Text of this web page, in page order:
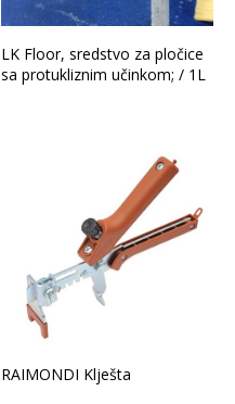
LK Floor, sredstvo za pločice
sa protukliznim učinkom; / 1L
RAIMONDI Klješta